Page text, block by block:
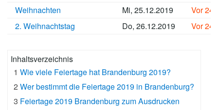
Weihnachten
Mi, 25.12.2019
Vor
2. Weihnachtstag
Do, 26.12.2019 Vor
Inhaltsverzeichnis
1 Wie viele Feiertage hat Brandenburg 2019?
2 Wer bestimmt die Feiertage 2019 in Brandenburg?
3 Feiertage 2019 Brandenburg zum Ausdrucken